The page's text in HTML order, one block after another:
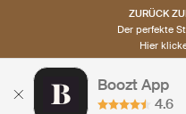
ZURÜCK
Der perfekte
Hier
Boozt App
4.6